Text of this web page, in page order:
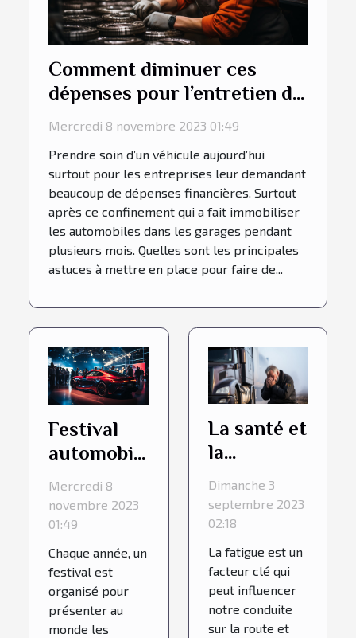
Comment diminuer ces
dépenses pour l’entretien du
véhicule chez les
Mercredi 8 novembre 2023 01:49
Prendre soin d’un véhicule aujourd’hui
surtout pour les entreprises leur demandant
beaucoup de dépenses financières. Surtout
après ce confinement qui a fait immobiliser
les automobiles dans les garages pendant
plusieurs mois. Quelles sont les principales
astuces à mettre en place pour faire de...
Festival
automobile
2021 de
quoi s’agit-
il ?
Mercredi 8
novembre 2023
01:49
Chaque année, un
festival est
organisé pour
présenter au
monde les
La santé et
la
conduite :
l'influence
de la
fatigue
sur la
sécurité
routière
Dimanche 3
septembre 2023
02:18
La fatigue est un
facteur clé qui
peut influencer
notre conduite
sur la route et